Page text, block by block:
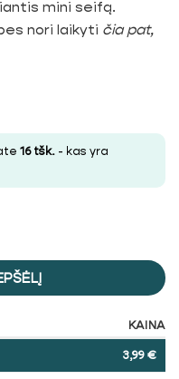
mini seifą.
nori laikyti čia pat,
16tšk. - kas yra
slėptuvė
KAINA
3,99€